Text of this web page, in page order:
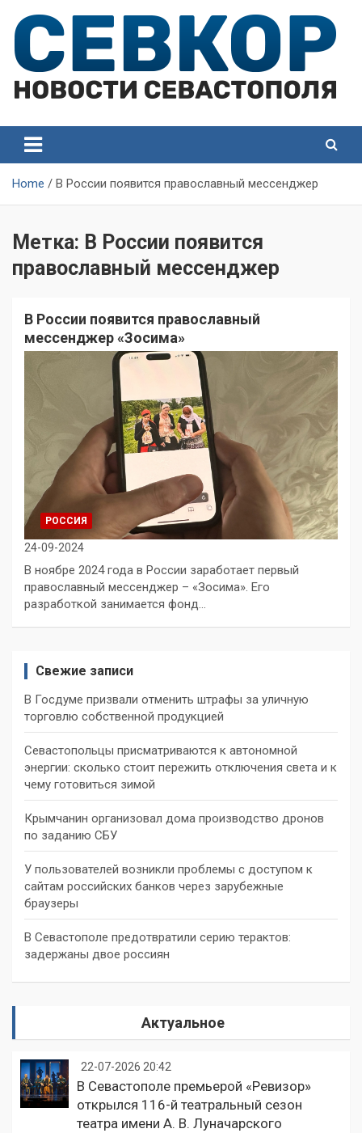
content
Севастополя
Севастополя
Home В России появится православный мессенджер
Метка: В России появится
православный мессенджер
В России появится православный
мессенджер «Зосима»
РОССИЯ
24-09-2024
В ноябре 2024 года в России заработает первый
православный мессенджер – «Зосима». Его
разработкой занимается фонд…
Свежие записи
В Госдуме призвали отменить штрафы за уличную
торговлю собственной продукцией
Севастопольцы присматриваются к автономной
энергии: сколько стоит пережить отключения света и к
чему готовиться зимой
Крымчанин организовал дома производство дронов
по заданию СБУ
У пользователей возникли проблемы с доступом к
сайтам российских банков через зарубежные
браузеры
В Севастополе предотвратили серию терактов:
задержаны двое россиян
Актуальное
22-07-2026 20:42
В Севастополе премьерой «Ревизор»
открылся 116-й театральный сезон
театра имени А. В. Луначарского